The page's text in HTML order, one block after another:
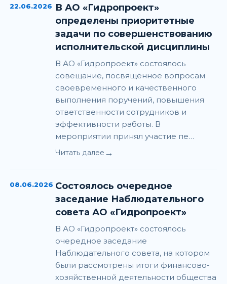
22.06.2026 В АО «Гидропроект»
определены приоритетные
задачи по совершенствованию
исполнительской дисциплины
В АО «Гидропроект» состоялось
совещание, посвящённое вопросам
своевременного и качественного
выполнения поручений, повышения
ответственности сотрудников и
эффективности работы. В
мероприятии принял участие пе…
Читать далее →
08.06.2026 Состоялось очередное
заседание Наблюдательного
совета АО «Гидропроект»
В АО «Гидропроект» состоялось
очередное заседание
Наблюдательного совета, на котором
были рассмотрены итоги финансово-
хозяйственной деятельности общества